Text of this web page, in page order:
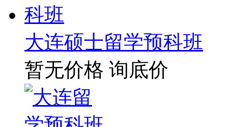
大连硕士留学预科班
暂无价格 询底价